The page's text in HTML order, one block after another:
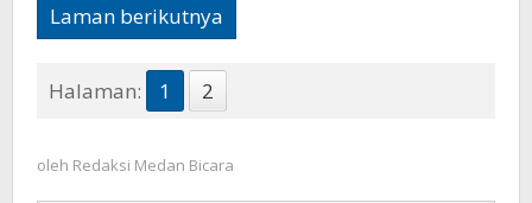
Laman berikutnya
Halaman: 1 2
oleh Redaksi Medan Bicara